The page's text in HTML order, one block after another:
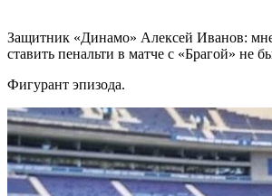
Защитник «Динамо» Алексей Иванов:
ставить пенальти в матче с «Брагой» не
Фигурант эпизода.